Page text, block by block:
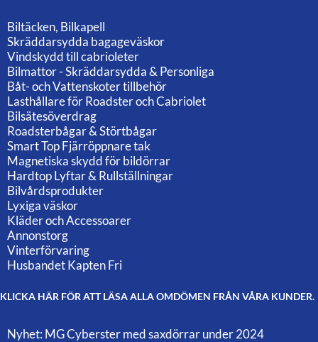
Biltäcken, Bilkapell
Skräddarsydda bagageväskor
Vindskydd till cabrioleter
Bilmattor - Skräddarsydda & Personliga
Båt- och Vattenskoter tillbehör
Lasthållare för Roadster och Cabriolet
Bilsätesöverdrag
Roadsterbågar & Störtbågar
Smart Top Fjärröppnare tak
Magnetiska skydd för bildörrar
Hardtop Lyftar & Rullställningar
Bilvårdsprodukter
Lyxiga väskor
Kläder och Accessoarer
Annonstorg
Vinterförvaring
Husbandet Kapten Fri
KLICKA HÄR FÖR ATT LÄSA ALLA OMDÖMEN FRÅN VÅRA KUNDER.
Nyhet: MG Cyberster med saxdörrar under 2024